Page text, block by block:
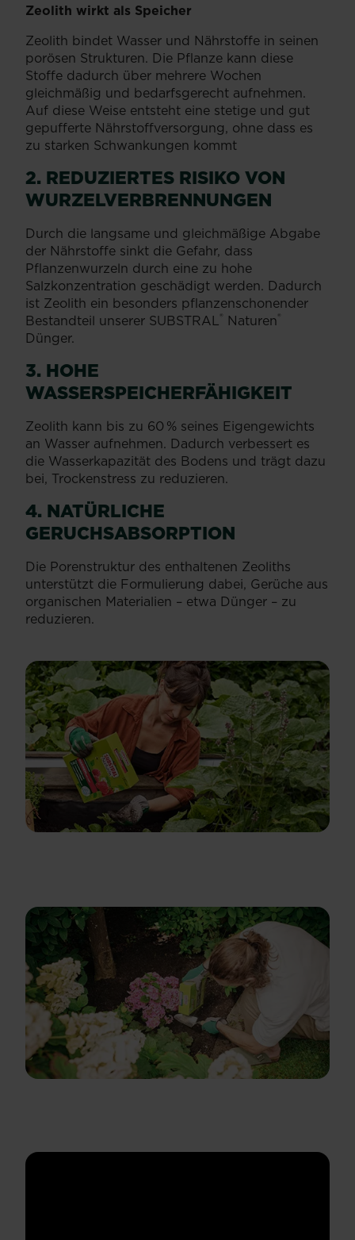
Zeolith wirkt als Speicher
Zeolith bindet Wasser und Nährstoffe in seinen
porösen Strukturen. Die Pflanze kann diese
Stoffe dadurch über mehrere Wochen
gleichmäßig und bedarfsgerecht aufnehmen.
Auf diese Weise entsteht eine stetige und gut
gepufferte Nährstoffversorgung, ohne dass es
zu starken Schwankungen kommt
2. REDUZIERTES RISIKO VON
WURZELVERBRENNUNGEN
Durch die langsame und gleichmäßige Abgabe
der Nährstoffe sinkt die Gefahr, dass
Pflanzenwurzeln durch eine zu hohe
Salzkonzentration geschädigt werden. Dadurch
ist Zeolith ein besonders pflanzenschonender
Bestandteil unserer SUBSTRAL® Naturen®
Dünger.
3. HOHE
WASSERSPEICHERFÄHIGKEIT
Zeolith kann bis zu 60 % seines Eigengewichts
an Wasser aufnehmen. Dadurch verbessert es
die Wasserkapazität des Bodens und trägt dazu
bei, Trockenstress zu reduzieren.
4. NATÜRLICHE
GERUCHSABSORPTION
Die Porenstruktur des enthaltenen Zeoliths
unterstützt die Formulierung dabei, Gerüche aus
organischen Materialien – etwa Dünger – zu
reduzieren.